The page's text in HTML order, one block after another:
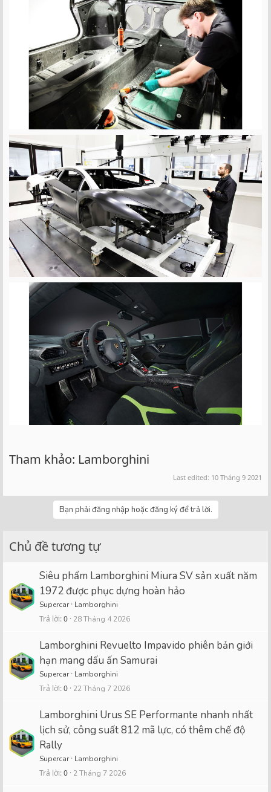
Tham khảo: Lamborghini
Last edited: 10 Tháng 9 2021
Bạn phải đăng nhập hoặc đăng ký để trả lời.
Chủ đề tương tự
Siêu phẩm Lamborghini Miura SV sản xuất năm
1972 được phục dựng hoàn hảo
Supercar Lamborghini
Trả lời 0 28 Tháng 4 2026
Lamborghini Revuelto Impavido phiên bản giới
hạn mang dấu ấn Samurai
Supercar Lamborghini
Trả lời 0 22 Tháng 7 2026
Lamborghini Urus SE Performante nhanh nhất
lịch sử, công suất 812 mã lực, có thêm chế độ
Rally
Supercar Lamborghini
Trả lời 0 2 Tháng 7 2026